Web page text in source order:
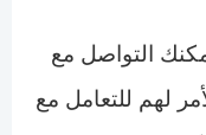
التواصل مع
لهم للتعامل مع